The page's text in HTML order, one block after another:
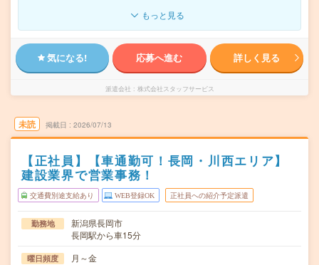
もっと見る
気になる! 応募へ進む 詳しく見る
派遣会社 株式会社スタッフサービス
未読 掲載日 2026/07/13
【正社員】【車通勤可！長岡・川西エリア】
建設業界で営業事務！
交通費別途支給あり WEB登録OK 正社員への紹介予定派遣
勤務地
新潟県長岡市
長岡駅から車15分
曜日頻度 月～金